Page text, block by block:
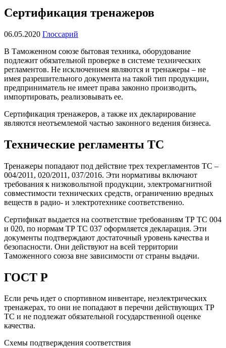
Сертификация тренажеров
06.05.2020 Глоссарий
В Таможенном союзе бытовая техника, оборудование
подлежит обязательной проверке в системе технических
регламентов. Не исключением являются и тренажеры – не
имея разрешительного документа на такой тип продукции,
предприниматель не имеет права законно производить,
импортировать, реализовывать ее.
Сертификация тренажеров, а также их декларирование
являются неотъемлемой частью законного ведения бизнеса.
Технические регламенты ТС
Тренажеры попадают под действие трех техрегламентов ТС –
004/2011, 020/2011, 037/2016. Эти нормативы включают
требования к низковольтной продукции, электромагнитной
совместимости технических средств, ограничению вредных
веществ в радио- и электротехнике соответственно.
Сертификат выдается на соответствие требованиям ТР ТС 004
и 020, по нормам ТР ТС 037 оформляется декларация. Эти
документы подтверждают достаточный уровень качества и
безопасности. Они действуют на всей территории
Таможенного союза вне зависимости от страны выдачи.
ГОСТ Р
Если речь идет о спортивном инвентаре, неэлектрических
тренажерах, то они не попадают в перечни действующих ТР
ТС и не подлежат обязательной государственной оценке
качества.
Схемы подтверждения соответствия